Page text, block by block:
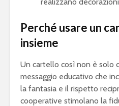
Perché usare un
insieme
Un cartello così non è solo
messaggio educativo che
la fantasia e il rispetto
cooperative stimolano la